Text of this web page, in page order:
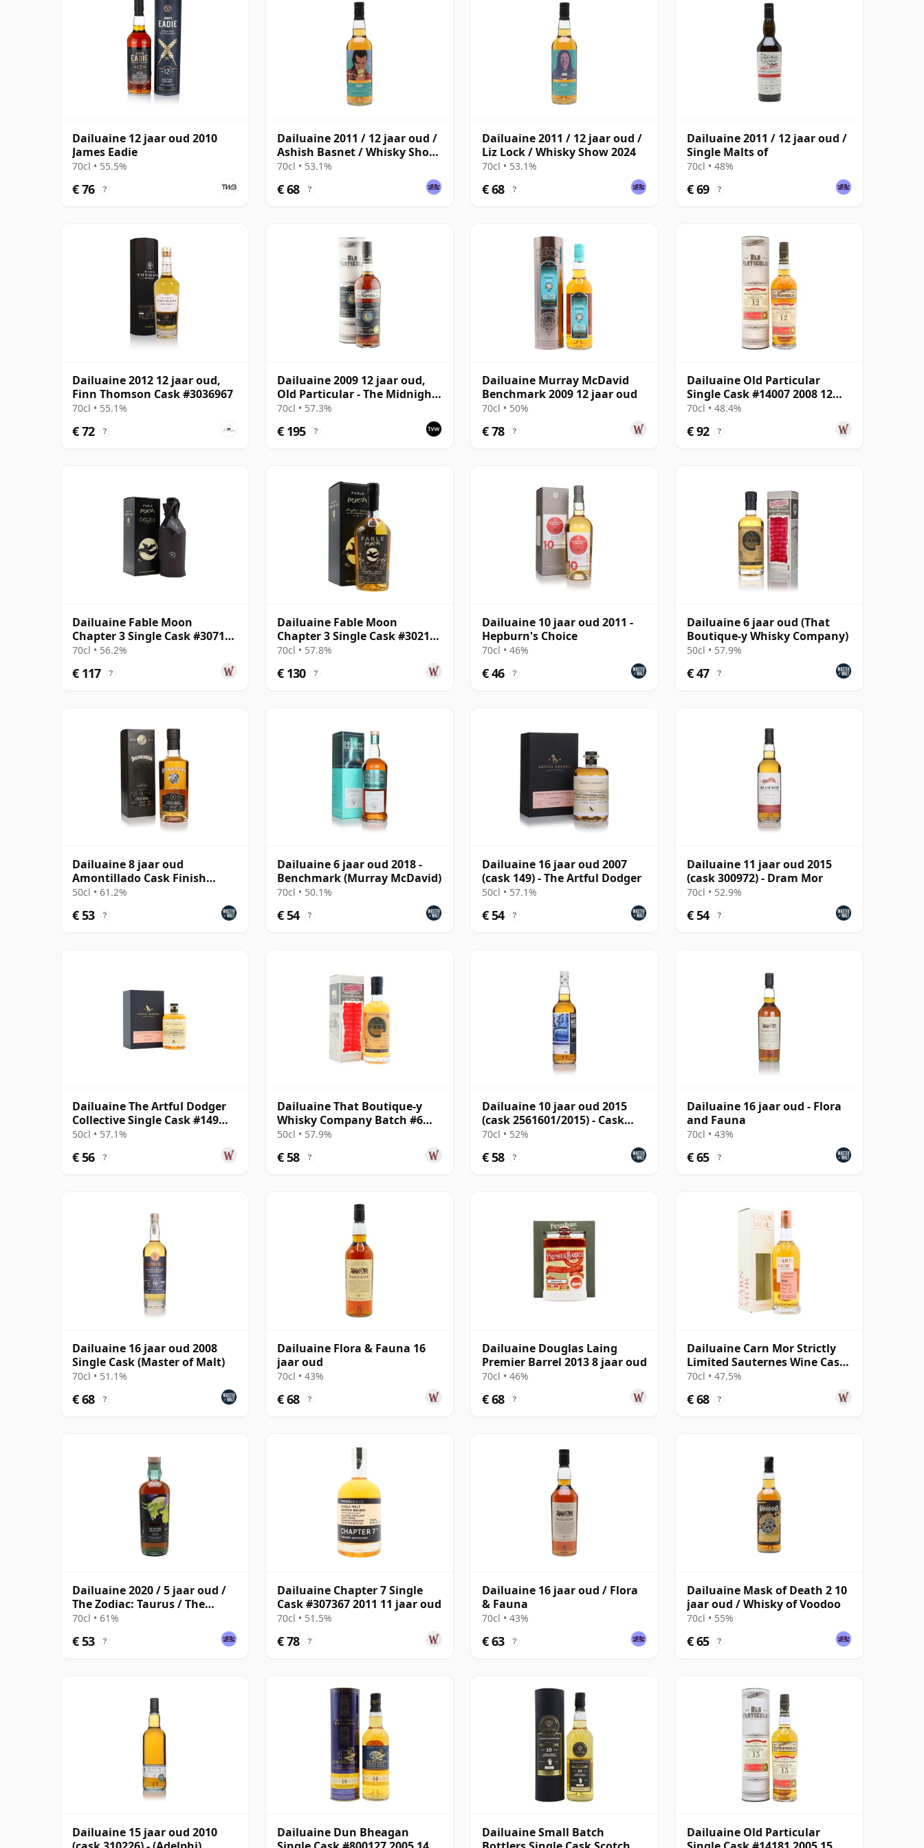
Dailuaine 12 jaar oud 2010
James Eadie
70cl • 55.5%
€ 76 ?
Dailuaine 2011 / 12 jaar oud /
Ashish Basnet / Whisky Show
2024
70cl • 53.1%
€ 68 ?
Dailuaine 2011 / 12 jaar oud /
Liz Lock / Whisky Show 2024
70cl • 53.1%
€ 68 ?
Dailuaine 2011 / 12 jaar oud /
Single Malts of
70cl • 48%
€ 69 ?
Dailuaine 2012 12 jaar oud,
Finn Thomson Cask #3036967
70cl • 55.1%
€ 72 ?
Dailuaine 2009 12 jaar oud,
Old Particular - The Midnight
Series 2021 Bottling
70cl • 57.3%
€ 195 ?
Dailuaine Murray McDavid
Benchmark 2009 12 jaar oud
70cl • 50%
€ 78 ?
Dailuaine Old Particular
Single Cask #14007 2008 12
jaar oud
70cl • 48.4%
€ 92 ?
Dailuaine Fable Moon
Chapter 3 Single Cask #307138
2009 12 jaar oud
70cl • 56.2%
€ 117 ?
Dailuaine Fable Moon
Chapter 3 Single Cask #302169
2010 12 jaar oud
70cl • 57.8%
€ 130 ?
Dailuaine 10 jaar oud 2011 -
Hepburn's Choice
70cl • 46%
€ 46 ?
Dailuaine 6 jaar oud (That
Boutique-y Whisky Company)
50cl • 57.9%
€ 47 ?
Dailuaine 8 jaar oud
Amontillado Cask Finish
(Darkness)
50cl • 61.2%
€ 53 ?
Dailuaine 6 jaar oud 2018 -
Benchmark (Murray McDavid)
70cl • 50.1%
€ 54 ?
Dailuaine 16 jaar oud 2007
(cask 149) - The Artful Dodger
50cl • 57.1%
€ 54 ?
Dailuaine 11 jaar oud 2015
(cask 300972) - Dram Mor
70cl • 52.9%
€ 54 ?
Dailuaine The Artful Dodger
Collective Single Cask #149
2007 16 jaar oud
50cl • 57.1%
€ 56 ?
Dailuaine That Boutique-y
Whisky Company Batch #6
Single Mal 2015 6 jaar oud
50cl • 57.9%
€ 58 ?
Dailuaine 10 jaar oud 2015
(cask 2561601/2015) - Cask
Masters
70cl • 52%
€ 58 ?
Dailuaine 16 jaar oud - Flora
and Fauna
70cl • 43%
€ 65 ?
Dailuaine 16 jaar oud 2008
Single Cask (Master of Malt)
70cl • 51.1%
€ 68 ?
Dailuaine Flora & Fauna 16
jaar oud
70cl • 43%
€ 68 ?
Dailuaine Douglas Laing
Premier Barrel 2013 8 jaar oud
70cl • 46%
€ 68 ?
Dailuaine Carn Mor Strictly
Limited Sauternes Wine Cask
Fini 2012 9 jaar oud
70cl • 47.5%
€ 68 ?
Dailuaine 2020 / 5 jaar oud /
The Zodiac: Taurus / The
Whisky Exchange
70cl • 61%
€ 53 ?
Dailuaine Chapter 7 Single
Cask #307367 2011 11 jaar oud
70cl • 51.5%
€ 78 ?
Dailuaine 16 jaar oud / Flora
& Fauna
70cl • 43%
€ 63 ?
Dailuaine Mask of Death 2 10
jaar oud / Whisky of Voodoo
70cl • 55%
€ 65 ?
Dailuaine 15 jaar oud 2010
Dailuaine Dun Bheagan
Dailuaine Small Batch
Dailuaine Old Particular